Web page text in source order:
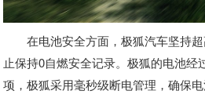
在电池安全方面，极狐汽车坚持
止保持0自燃安全记录。极狐的电池经
项，极狐采用毫秒级断电管理，确保